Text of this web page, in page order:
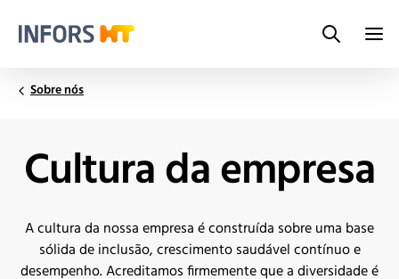
Search
Sobre nós
Cultura da empresa
A cultura da nossa empresa é construída sobre uma base
sólida de inclusão, crescimento saudável contínuo e
desempenho. Acreditamos firmemente que a diversidade é